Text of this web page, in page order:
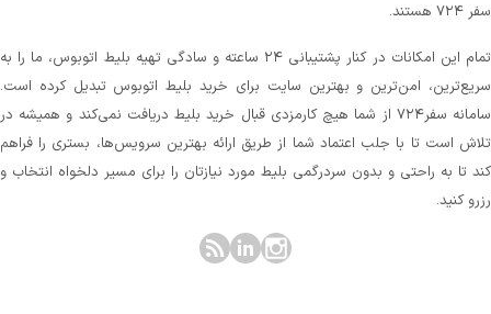
سفر ۷۲۴ هستند.
تمام این امکانات در کنار پشتیبانی‌ ۲۴ ساعته و سادگی تهیه بلیط اتوبوس، ما را به
سریع‌ترین، امن‌ترین و بهترین سایت برای خرید بلیط اتوبوس تبدیل کرده است.
سامانه سفر۷۲۴ از شما هیچ کارمزدی قبال خرید بلیط دریافت نمی‌کند و همیشه در
تلاش است تا با جلب اعتماد شما از طریق ارائه بهترین سرویس‌ها، بستری را فراهم
کند تا به راحتی و بدون سردرگمی بلیط مورد نیازتان را برای مسیر دلخواه انتخاب و
رزرو کنید.